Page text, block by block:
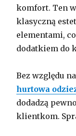
komfort. Ten
klasyczną
elementami,
dodatkiem do
Bez względu
hurtowa
dodadzą
klientkom.